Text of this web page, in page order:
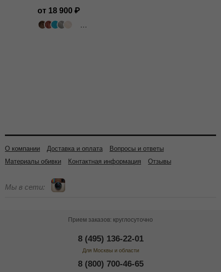
от 18 900
503 цвета
О компании Доставка и оплата
Вопросы и ответы
Материалы обивки
Контактная информация Отзывы
Мы в сети:
Прием заказов: круглосуточно
8 (495) 136-22-01
Для Москвы и области
8 (800) 700-46-65